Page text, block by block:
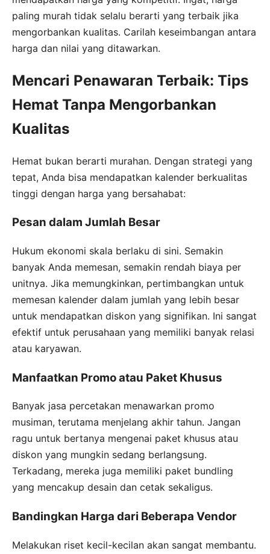
paling murah tidak selalu berarti yang terbaik jika
mengorbankan kualitas. Carilah keseimbangan antara
harga dan nilai yang ditawarkan.
Mencari Penawaran Terbaik: Tips
Hemat Tanpa Mengorbankan
Kualitas
Hemat bukan berarti murahan. Dengan strategi yang
tepat, Anda bisa mendapatkan kalender berkualitas
tinggi dengan harga yang bersahabat:
Pesan dalam Jumlah Besar
Hukum ekonomi skala berlaku di sini. Semakin
banyak Anda memesan, semakin rendah biaya per
unitnya. Jika memungkinkan, pertimbangkan untuk
memesan kalender dalam jumlah yang lebih besar
untuk mendapatkan diskon yang signifikan. Ini sangat
efektif untuk perusahaan yang memiliki banyak relasi
atau karyawan.
Manfaatkan Promo atau Paket Khusus
Banyak jasa percetakan menawarkan promo
musiman, terutama menjelang akhir tahun. Jangan
ragu untuk bertanya mengenai paket khusus atau
diskon yang mungkin sedang berlangsung.
Terkadang, mereka juga memiliki paket bundling
yang mencakup desain dan cetak sekaligus.
Bandingkan Harga dari Beberapa Vendor
Melakukan riset kecil-kecilan akan sangat membantu.